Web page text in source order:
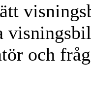
och